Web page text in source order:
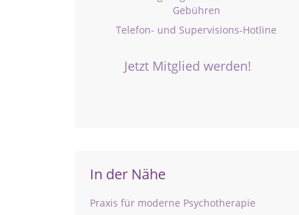
Gebühren
Telefon- und Supervisions-Hotline
Jetzt Mitglied werden!
In der Nähe
Praxis für moderne Psychotherapie